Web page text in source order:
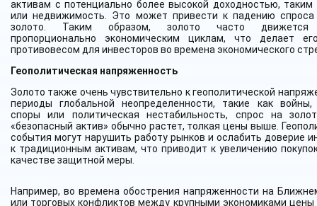
активам с потенциально более высокой доходностью, таким
или недвижимость. Это может привести к падению
золото. Таким образом, золото часто движется
пропорционально экономическим циклам, что делает
противовесом для инвесторов во времена экономического
Геополитическая напряженность
Золото также очень чувствительно к геополитической
периоды глобальной неопределенности, такие как войны,
споры или политическая нестабильность, спрос на
«безопасный актив» обычно растет, толкая цены выше.
события могут нарушить работу рынков и ослабить доверие
к традиционным активам, что приводит к увеличению
качестве защитной меры.
Например, во времена обострения напряженности на
или торговых конфликтов между крупными экономиками цены